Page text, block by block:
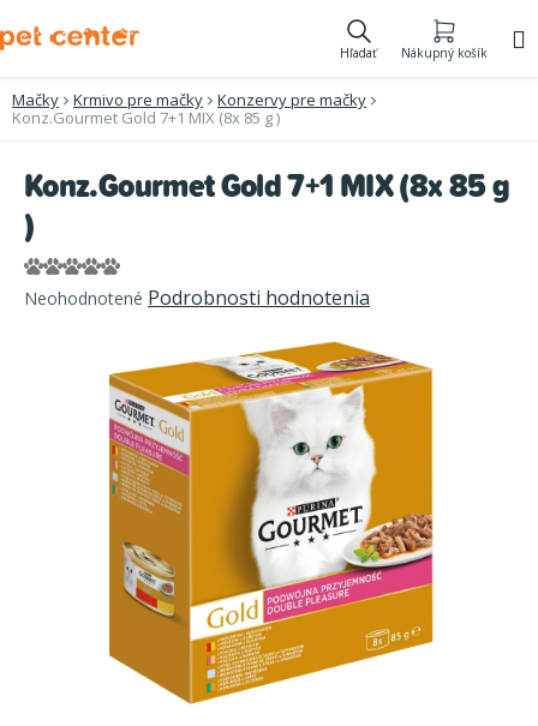
na
Hľadať Nákupný košík
Mačky Krmivo pre mačky
Konzervy pre mačky
Konz.Gourmet Gold 7+1 MIX (8x 85 g )
Konz.Gourmet Gold 7+1 MIX (8x 85 g
)
Priemerné
hodnotenie
hviezdičiek.
Neohodnotené Podrobnosti hodnotenia